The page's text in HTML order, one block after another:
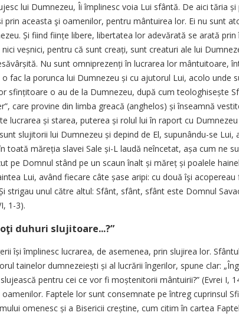
lui Dumnezeu, Îi împlinesc voia Lui sfântă. De aici tăria și
prin aceasta şi oamenilor, pentru mântuirea lor. Ei nu sunt
Și fiind ființe libere, libertatea lor adevărată se arată prin
veșnici, pentru că sunt creați, sunt creaturi ale lui
Nu sunt omnipre­zenți în lucrarea lor mântuitoare,
fac la porunca lui Dumnezeu și cu ajutorul Lui, acolo unde
sfințitoare o au de la Dumnezeu, după cum teologhisește
care provine din limba greacă (anghelos) și înseamnă
lucrarea și starea, puterea și rolul lui în raport cu
slujitorii lui Dumnezeu și depind de El, supunându-se Lui,
toată măreția slavei Sale și-L laudă neîncetat, așa cum ne
pe Domnul stând pe un scaun înalt și măreț și poalele
Lui, având fiecare câte șase aripi: cu două îşi
strigau unul către altul: Sfânt, sfânt, sfânt este Domnul
1-3).
duhuri slujitoare...?”
își împlinesc lucrarea, de asemenea, prin slujirea lor.
tainelor dumnezeiești și al lucrării îngerilor, spune clar:
pentru cei ce vor fi moștenitorii mântuirii?” (Evrei I,
Faptele lor sunt consemnate pe întreg cuprinsul
omenesc și a Bisericii creștine, cum citim în cartea